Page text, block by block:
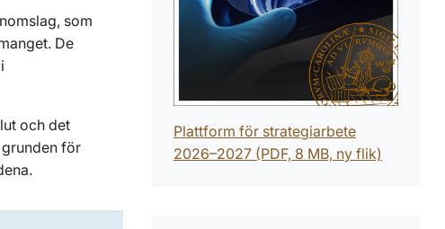
som
De
och det
för
Plattform för strategiarbete
2026–2027 (PDF, 8 MB, ny flik)